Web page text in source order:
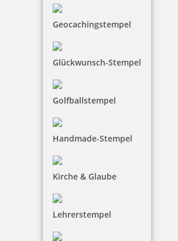
Geocachingstempel
Glückwunsch-Stempel
Golfballstempel
Handmade-Stempel
Kirche & Glaube
Lehrerstempel
Jetzt gestalten